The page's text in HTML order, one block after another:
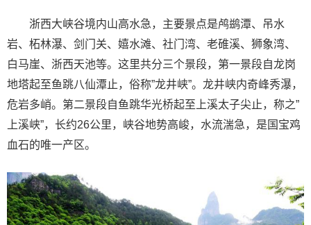
浙西大峡谷境内山高水急，主要景点是鸬鹚潭、吊水
岩、柘林瀑、剑门关、嬉水滩、社门湾、老碓溪、狮象湾、
白马崖、浙西天池等。这里共分三个景段，第一景段自龙岗
地塔起至鱼跳八仙潭止，俗称”龙井峡”。龙井峡内奇峰秀瀑，
危岩多峭。第二景段自鱼跳华光桥起至上溪太子尖止，称之”
上溪峡”，长约26公里，峡谷地势高峻，水流湍急，是国宝鸡
血石的唯一产区。